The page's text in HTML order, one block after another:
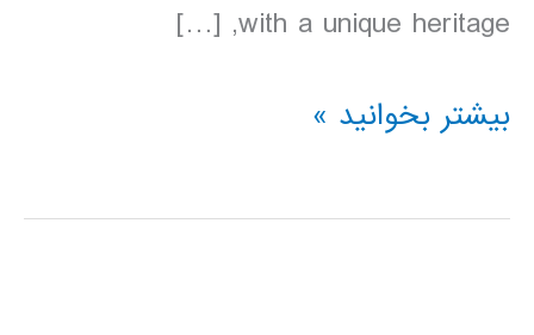
with a unique heritage, […]
دانلود
Lonely
بیشتر بخوانید »